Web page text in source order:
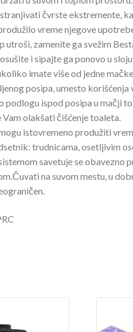
čvrste ekstremente,
vreme njegove
utroši, zamenite ga svežim
i sipajte ga ponovo u
imate više od jedne
posipa, umesto korišćenja
podlogu ispod posipa u mačji
olakšati čišćenje toaleta.
istovremeno produžiti
trudnicama, osetljivim
savetuje se obavezno
na suvom mestu, u